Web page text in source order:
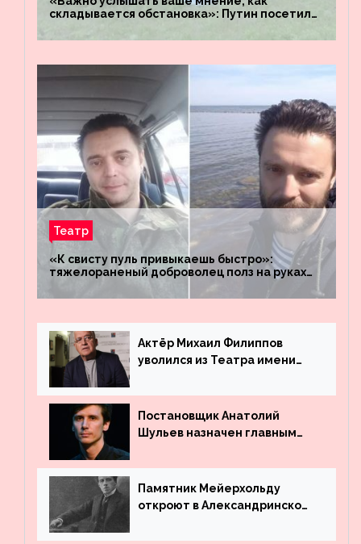
складывается обстановка»: Путин посетил
«Восток»
Театр
«К свисту пуль привыкаешь быстро»:
тяжелораненый доброволец полз на руках
четыре километра через заминированное
поле
Актёр Михаил Филиппов
уволился из Театра имени
Постановщик Анатолий
Шульев назначен главным
Вахтангова
Памятник Мейерхольду
откроют в Александринском